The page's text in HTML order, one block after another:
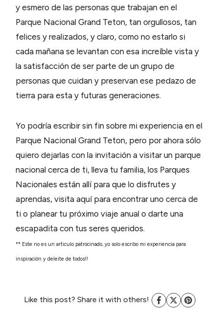
y esmero de las personas que trabajan en el
Parque Nacional Grand Teton, tan orgullosos, tan
felices y realizados, y claro, como no estarlo si
cada mañana se levantan con esa increíble vista y
la satisfacción de ser parte de un grupo de
personas que cuidan y preservan ese pedazo de
tierra para esta y futuras generaciones.
Yo podría escribir sin fin sobre mi experiencia en el
Parque Nacional Grand Teton, pero por ahora sólo
quiero dejarlas con la invitación a visitar un parque
nacional cerca de ti, lleva tu familia, los Parques
Nacionales están allí para que lo disfrutes y
aprendas, visita aquí para encontrar uno cerca de
ti o planear tu próximo viaje anual o darte una
escapadita con tus seres queridos.
** Este no es un articulo patrocinado, yo solo escribo mi experiencia para
inspiración y deleite de todos!!
Like this post? Share it with others!